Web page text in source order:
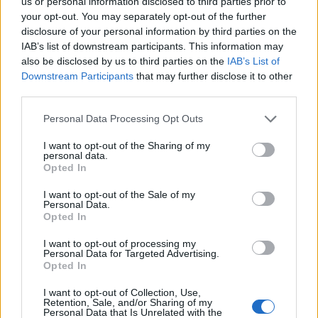
your opt-out. You may separately opt-out of the further
disclosure of your personal information by third parties on the
IAB’s list of downstream participants. This information may
also be disclosed by us to third parties on the IAB’s List of
Downstream Participants that may further disclose it to other
Personal Data Processing Opt Outs
I want to opt-out of the Sharing of my
personal data.
Opted In
I want to opt-out of the Sale of my
Personal Data.
Opted In
I want to opt-out of processing my
Personal Data for Targeted Advertising.
Opted In
I want to opt-out of Collection, Use,
Retention, Sale, and/or Sharing of my
Personal Data that Is Unrelated with the
υποτιμημένες μορφές άσκησης,
με οφέλη για μύες, αρθρώσεις
και καύση θερμίδων.
ΔΈΣΠΟΙΝΑ ΠΟΛΥΧΡΟΝΊΔΟΥ
ΔΙΑΤΡΟΦΉ ΙΟΥΛ 23, 2026
Brookies: Η viral
συνταγή που
συνδυάζει brownie
και cookie σε ένα
εκπληκτικό γλυκό
Τραγανή επιφάνεια, λιωμένο
εσωτερικό και έντονη γεύση
τώρα μπορείτε να τα φτιάξετε
στο σπίτι.
To πράσινο smoothie
διάσημες
καλύτερα
ΔΈΣΠΟΙΝΑ ΠΟΛΥΧΡΟΝΊΔΟΥ